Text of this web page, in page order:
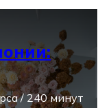
/ 240 минут